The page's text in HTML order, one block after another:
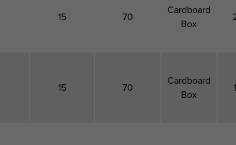
15 70
Cardboard
Box
15 70
Cardboard
Box